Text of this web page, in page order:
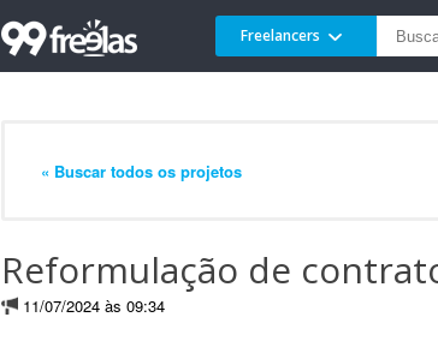
Freelancers
« Buscar todos os projetos
Reformulação de
11/07/2024 às 09:34